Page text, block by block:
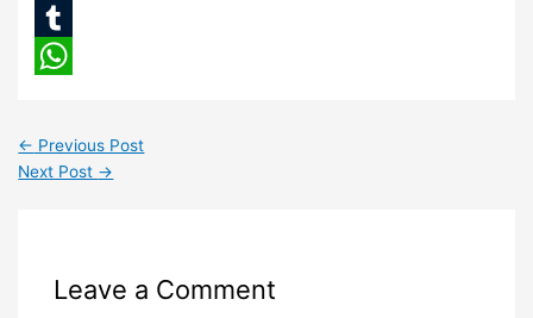
LinkedIn
Tumblr
← Previous Post
Next Post →
Leave a Comment